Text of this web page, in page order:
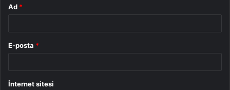
Ad *
E-posta *
İnternet sitesi